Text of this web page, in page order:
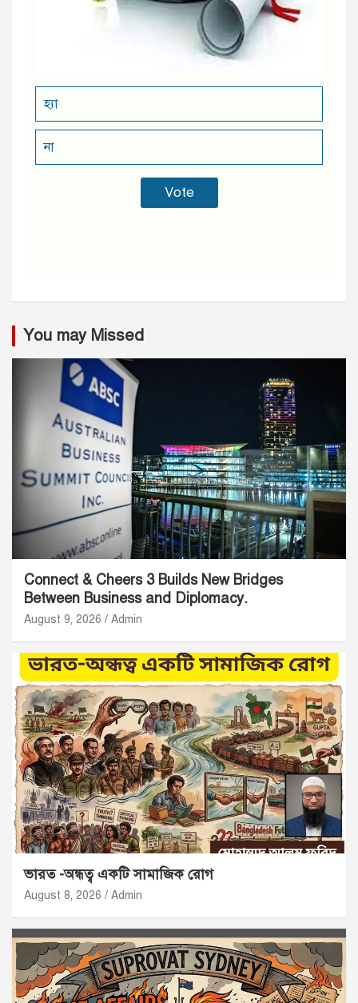
হ্যা
না
You may Missed
Connect & Cheers 3 Builds New Bridges
Between Business and Diplomacy.
August 9, 2026 Admin
ভারত -অন্ধত্ব একটি সামাজিক রোগ
August 8, 2026 Admin